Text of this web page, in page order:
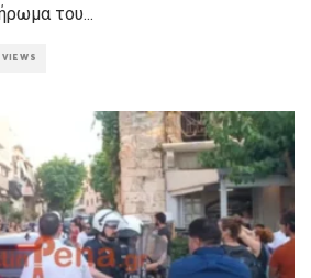
του...
VIEWS